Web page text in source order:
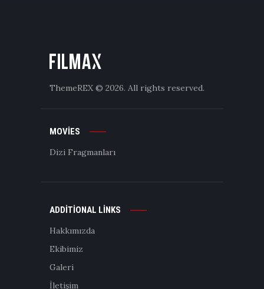
ThemeREX © 2026. All rights reserved.
MOVIES
Dizi Fragmanları
ADDITIONAL LINKS
Hakkımızda
Ekibimiz
Galeri
İletişim